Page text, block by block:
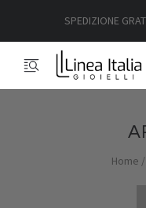
SPEDIZIONE
Home /